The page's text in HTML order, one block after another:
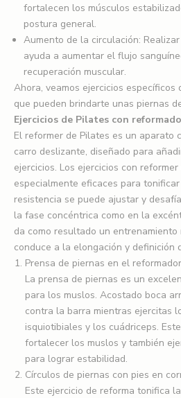
fortalecen los músculos
postura general.
Aumento de la circulación:
ayuda a aumentar el flujo
recuperación muscular.
Ahora, veamos ejercicios
que pueden brindarte unas piernas
Ejercicios de Pilates con
El reformer de Pilates es un aparato
carro deslizante, diseñado para
ejercicios. Los ejercicios con
especialmente eficaces para
resistencia se puede ajustar y
la fase concéntrica como en la
da como resultado un entrenamiento
conduce a la elongación y definición
Prensa de piernas en el reformador
La prensa de piernas es un
para los muslos. Acostado boca
contra la barra mientras ejercitas
isquiotibiales y los cuádriceps.
fortalecer los muslos y también
para lograr estabilidad.
Círculos de piernas con pies en
Este ejercicio de reforma tonifica